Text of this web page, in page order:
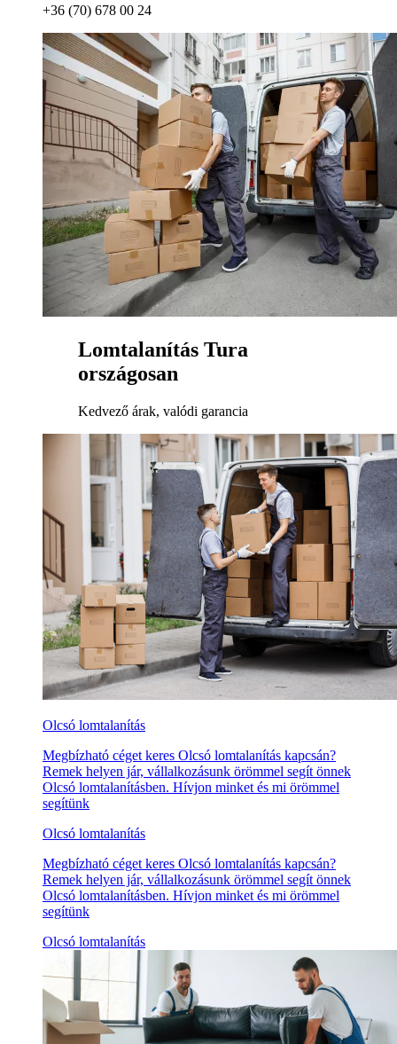
+36 (70) 678 00 24
Lomtalanítás Tura
országosan
Kedvező árak, valódi garancia
Olcsó lomtalanítás
Megbízható céget keres Olcsó lomtalanítás kapcsán?
Remek helyen jár, vállalkozásunk örömmel segít önnek
Olcsó lomtalanításben. Hívjon minket és mi örömmel
segítünk
Olcsó lomtalanítás
Megbízható céget keres Olcsó lomtalanítás kapcsán?
Remek helyen jár, vállalkozásunk örömmel segít önnek
Olcsó lomtalanításben. Hívjon minket és mi örömmel
segítünk
Olcsó lomtalanítás